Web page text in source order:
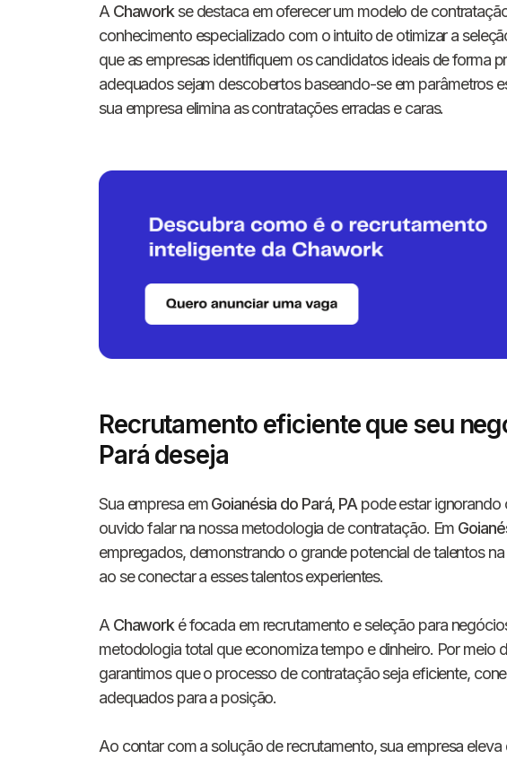
A Chaworkse destaca em oferecer um modelo de
conhecimento especializado com o intuito de otimizar a
que as empresas identifiquem os candidatos ideais de forma
adequados sejam descobertos baseando-se em parâmetros
sua empresa elimina as contratações erradas e caras.
Recrutamento eficiente que seu
Pará deseja
Sua empresa emGoianésia do Pará, PA pode estar ignorando
ouvido falar na nossa metodologia de contratação. Em
empregados, demonstrando o grande potencial de talentos
ao se conectar a esses talentos experientes.
A Chawork é focada em recrutamento e seleção para
metodologia total que economiza tempo e dinheiro. Por meio
garantimos que o processo de contratação seja eficiente,
adequados para a posição.
Ao contar com a solução de recrutamento, sua empresa